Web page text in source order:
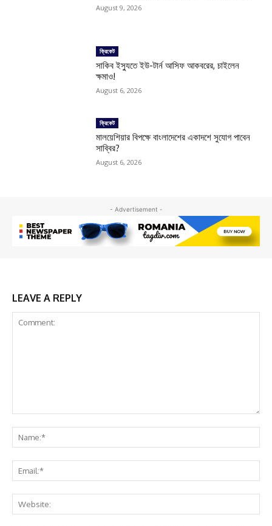
August 9, 2026
ক্রিকেট
সাকিব ইস্যুতে ইউ-টার্ন আসিফ আকবরের, চাইলেন
ক্ষমাও!
August 6, 2026
ক্রিকেট
মালয়েশিয়ার বিপক্ষে বাংলাদেশের একাদশে সুযোগ পাবেন
সাব্বির?
August 6, 2026
- Advertisement -
LEAVE A REPLY
Comment: